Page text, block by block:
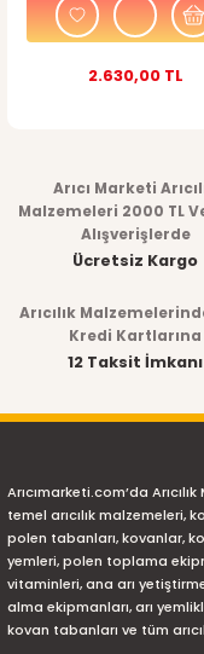
2.630,00 TL
Arıcı Marketi
Malzemeleri 2000 TL
Alışverişlerde
Ücretsiz Kargo
Arıcılık
Kredi Kartlarına
12 Taksit İmkanı
Arıcımarketi.com’da
temel arıcılık malzemeleri,
polen tabanları, kovanlar,
yemleri, polen toplama
vitaminleri, ana arı
alma ekipmanları, arı
kovan tabanları ve tüm